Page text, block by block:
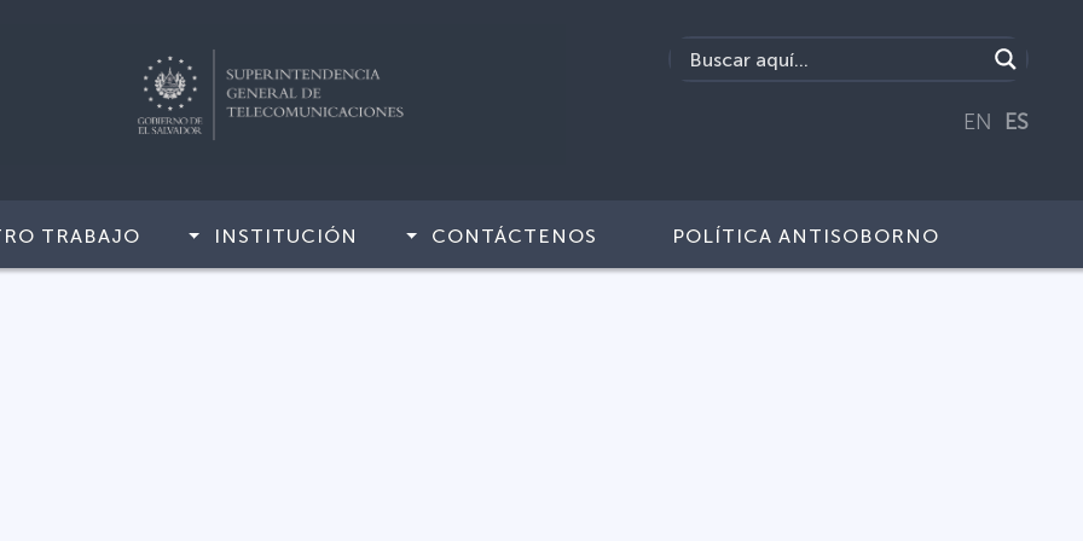
EN ES
TRABAJO INSTITUCIÓN CONTÁCTENOS POLÍTICA ANTISOBORNO